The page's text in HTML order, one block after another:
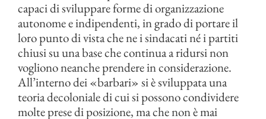
capaci di sviluppare forme di organizzazione
autonome e indipendenti, in grado di portare il
loro punto di vista che ne i sindacati né i partiti
chiusi su una base che continua a ridursi non
vogliono neanche prendere in considerazione.
All’interno dei «barbari» si è sviluppata una
teoria decoloniale di cui si possono condividere
molte prese di posizione, ma che non è mai